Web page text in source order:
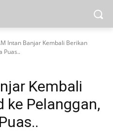
Intan Banjar Kembali Berikan
Puas..
Kembali
ke Pelanggan,